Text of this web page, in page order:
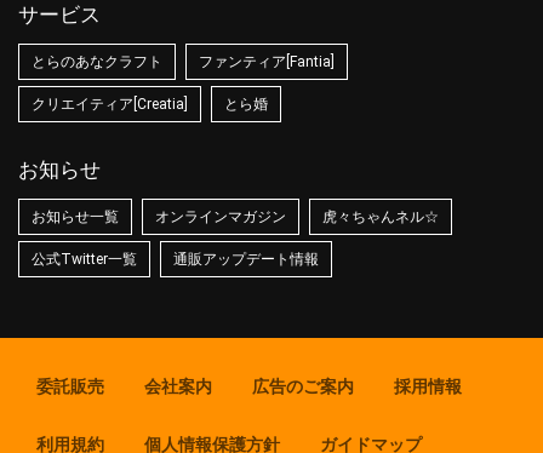
サービス
とらのあなクラフト ファンティア[Fantia]
クリエイティア[Creatia] とら婚
お知らせ
お知らせ一覧 オンラインマガジン 虎々ちゃんネル☆
公式Twitter一覧 通販アップデート情報
委託販売 会社案内 広告のご案内 採用情報
利用規約 個人情報保護方針 ガイドマップ